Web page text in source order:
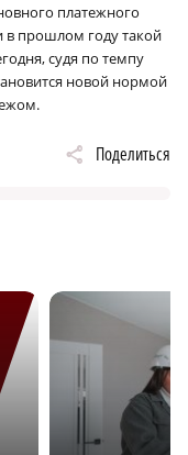
платежного
в прошлом году такой
судя по темпу
новой нормой
Поделиться